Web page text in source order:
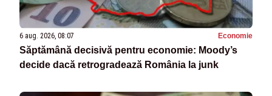
6 aug. 2026, 08:07 Economie
Săptămână decisivă pentru economie: Moody’s
decide dacă retrogradează România la junk